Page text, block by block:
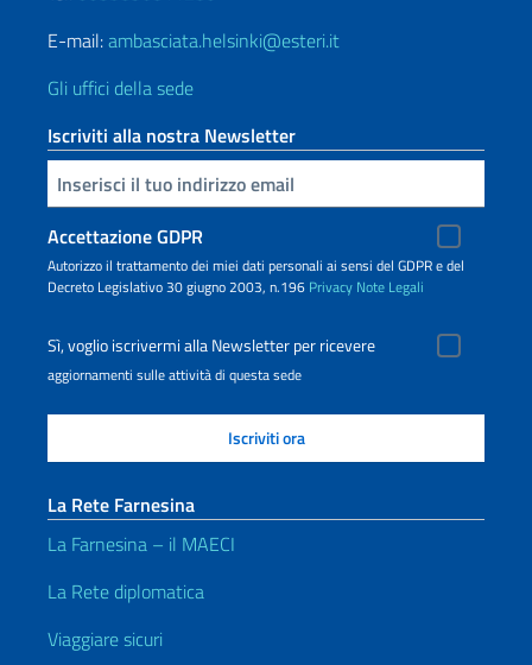
E-mail:ambasciata.helsinki@esteri.it
Gli uffici della sede
Iscriviti alla nostra Newsletter
Inserisci la tua email
Accettazione GDPR
Autorizzo il trattamento dei miei dati personali ai sensi del GDPR e del
Decreto Legislativo 30 giugno 2003, n.196 Privacy Note Legali
Sì, voglio iscrivermi alla Newsletter per ricevere
aggiornamenti sulle attività di questa sede
La Rete Farnesina
La Farnesina – il MAECI
La Rete diplomatica
Viaggiare sicuri